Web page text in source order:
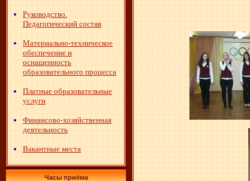
Руководство.
Педагогический состав
Материально-техническое
обеспечение и
оснащенность
образовательного процесса
Платные образовательные
услуги
Финансово-хозяйственная
деятельность
Вакантные места
Часы приёма